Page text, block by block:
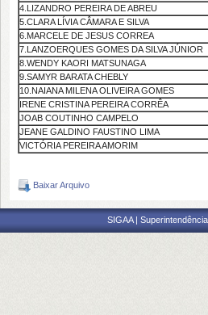
4.LIZANDRO PEREIRA DE ABREU
5.CLARA LÍVIA CÂMARA E SILVA
6.MARCELE DE JESUS CORREA
7.LANZOERQUES GOMES DA SILVA JÚNIOR
8.WENDY KAORI MATSUNAGA
9.SAMYR BARATA CHEBLY
10.NAIANA MILENA OLIVEIRA GOMES
IRENE CRISTINA PEREIRA CORRÊA
JOAB COUTINHO CAMPELO
JEANE GALDINO FAUSTINO LIMA
VICTÓRIA PEREIRA AMORIM
Baixar Arquivo
SIGAA |